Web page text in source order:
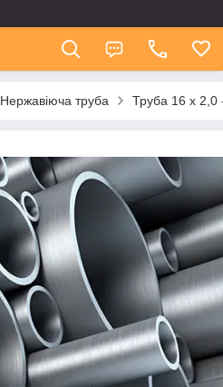
Нержавіюча труба Труба 16 х 2,0